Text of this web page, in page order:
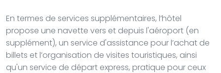
En termes de services supplémentaires, l’hôtel
propose une navette vers et depuis l'aéroport (en
supplément), un service d'assistance pour l’achat de
billets et l’organisation de visites touristiques, ainsi
qu'un service de départ express, pratique pour ceux